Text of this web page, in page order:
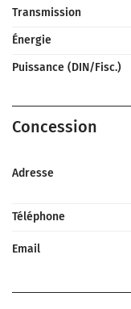
Transmission
Énergie
Puissance (DIN/Fisc.)
Concession
Adresse
Téléphone
Email